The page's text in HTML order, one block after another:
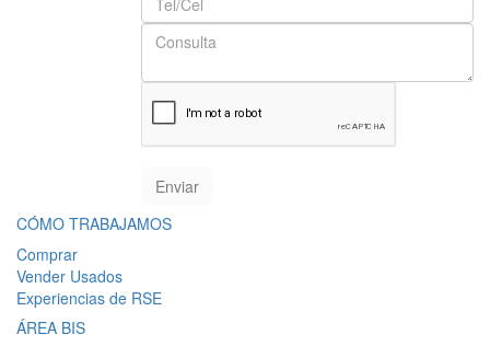
CÓMO TRABAJAMOS
Comprar
Vender Usados
Experiencias de RSE
ÁREA BIS